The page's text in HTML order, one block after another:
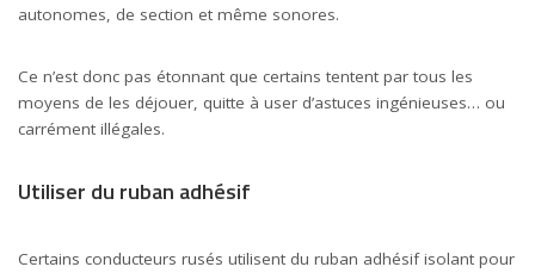
autonomes, de section et même sonores.
Ce n’est donc pas étonnant que certains tentent par tous les
moyens de les déjouer, quitte à user d’astuces ingénieuses… ou
carrément illégales.
Utiliser du ruban adhésif
Certains conducteurs rusés utilisent du ruban adhésif isolant pour